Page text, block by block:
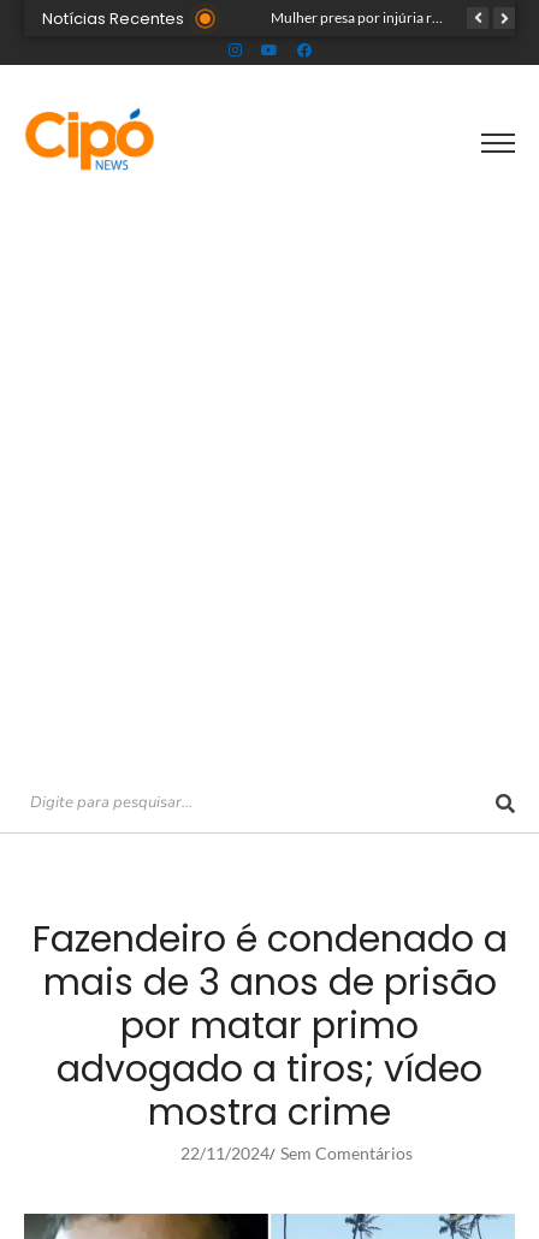
Notícias Recentes
Público ainda pode garantir entrada para show do Som & Louvor na Expoacre nesta sexta Seadh repudia ataque racista contra Rainha da Expoacre 2026 e reforça combate à discriminação
Fazendeiro é condenado a
mais de 3 anos de prisão
por matar primo
advogado a tiros; vídeo
mostra crime
22/11/2024/ Sem Comentários